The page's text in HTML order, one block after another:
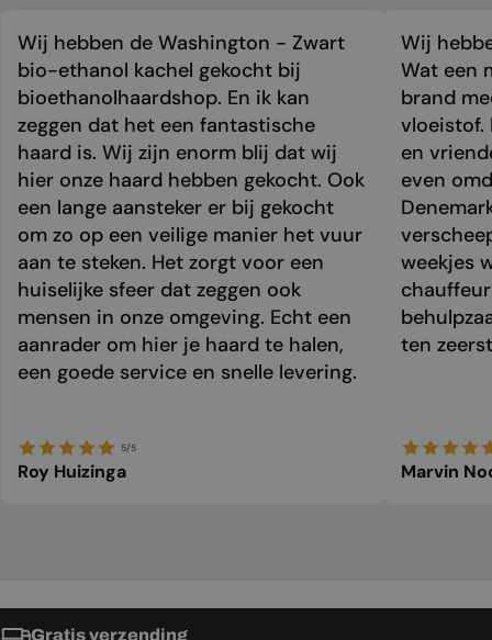
Wij hebben de Washington - Zwart
bio-ethanol kachel gekocht bij
bioethanolhaardshop. En ik kan
zeggen dat het een fantastische
haard is. Wij zijn enorm blij dat wij
hier onze haard hebben gekocht. Ook
een lange aansteker er bij gekocht
om zo op een veilige manier het vuur
aan te steken. Het zorgt voor een
huiselijke sfeer dat zeggen ook
mensen in onze omgeving. Echt een
aanrader om hier je haard te halen,
een goede service en snelle levering.
5/5
Roy Huizinga
Wij
Wat een
brand
vloeistof.
en
even
weekjes
ten
Marvin
Gratis verzending